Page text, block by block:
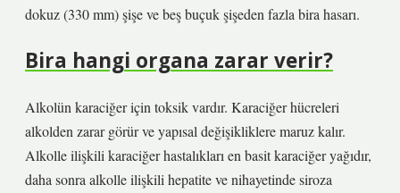
dokuz (330 mm) şişe ve beş buçuk şişeden fazla bira hasarı.
Bira hangi organa zarar verir?
Alkolün karaciğer için toksik vardır. Karaciğer hücreleri
alkolden zarar görür ve yapısal değişikliklere maruz kalır.
Alkolle ilişkili karaciğer hastalıkları en basit karaciğer yağıdır,
daha sonra alkolle ilişkili hepatite ve nihayetinde siroza